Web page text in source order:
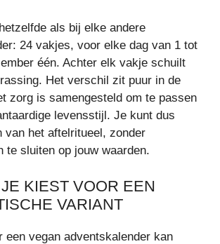
als bij elke andere
24 vakjes, voor elke dag van 1 tot
één. Achter elk vakje schuilt
Het verschil zit puur in de
zorg is samengesteld om te passen
levensstijl. Je kunt dus
van het aftelritueel, zonder
te sluiten op jouw waarden.
KIEST VOOR EEN
VARIANT
een vegan adventskalender kan